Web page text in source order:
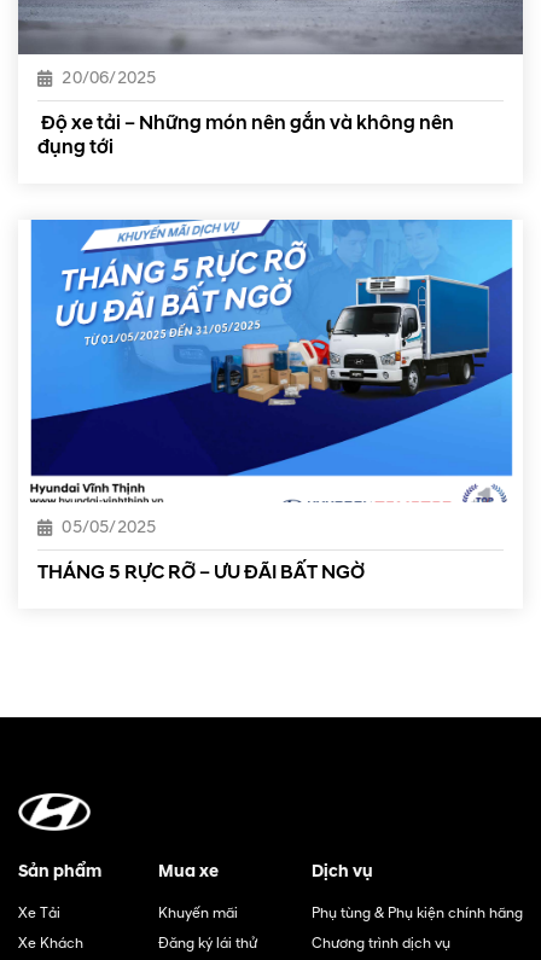
Độ xe tải – Những món nên gắn và không nên
đụng tới
20/06/2025
THÁNG 5 RỰC RỠ – ƯU ĐÃI BẤT NGỜ
05/05/2025
Sản phẩm
Xe Tải
Xe Khách
Mua xe
Khuyến mãi
Đăng ký lái thử
Dịch vụ
Phụ tùng & Phụ kiện chính hãng
Chương trình dịch vụ